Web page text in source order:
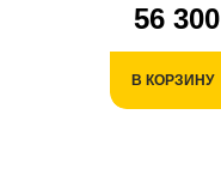
56 300
В КОРЗИНУ